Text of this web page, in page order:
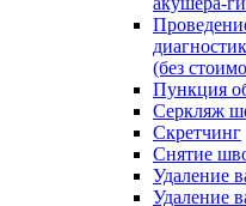
(без
Пункция
Серкляж
Скретчинг
Снятие
Удаление
Удаление